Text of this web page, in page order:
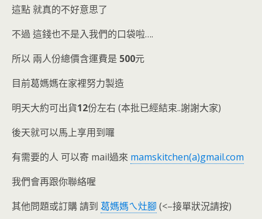
這點 就真的不好意思了
不過 這錢也不是入我們的口袋啦….
所以 兩人份總價含運費是 500元
目前葛媽媽在家裡努力製造
明天大約可出貨12份左右 (本批已經結束..謝謝大家)
後天就可以馬上享用到囉
有需要的人 可以寄 mail過來 mamskitchen(a)gmail.com
我們會再跟你聯絡喔
其他問題或訂購 請到 葛媽媽ㄟ灶腳 (<–接單狀況請按)